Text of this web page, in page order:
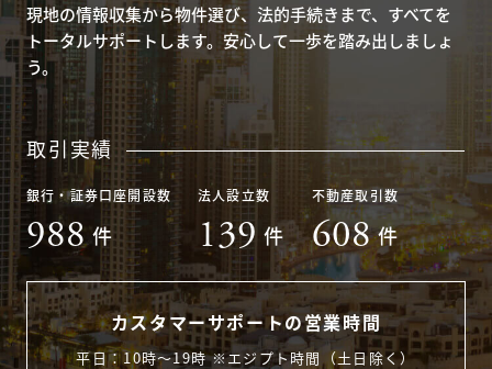
現地の情報収集から物件選び、法的手続きまで、すべてを
トータルサポートします。安心して一歩を踏み出しましょ
う。
取引実績
銀行・証券口座開設数
988 件
法人設立数
139 件
不動産取引数
608 件
カスタマーサポートの営業時間
平日：10時〜19時 ※エジプト時間（土日除く）